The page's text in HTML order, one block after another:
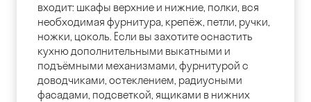
входит: шкафы верхние и нижние, полки, вся
необходимая фурнитура, крепёж, петли, ручки,
ножки, цоколь. Если вы захотите оснастить
кухню дополнительными выкатными и
подъёмными механизмами, фурнитурой с
доводчиками, остеклением, радиусными
фасадами, подсветкой, ящиками в нижних